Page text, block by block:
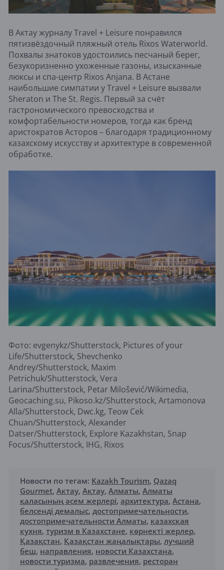
В Актау журналу Travel + Leisure понравился
пятизвёздочный пляжный отель Rixos Waterworld.
Похвалы знатоков удостоились песчаный берег,
безукоризненно ухоженные газоны, изысканные
люксы и спа-центр Rixos Anjana. В Астане
наибольшие симпатии у Travel + Leisure вызвали
Sheraton и The St. Regis. Первый за счёт
гастрономического превосходства и
комфортабельности номеров, тогда как бренд
аристократов Асторов – благодаря традиционному
казахскому искусству и архитектуре в современной
обработке.
Фото: evgenykz/Shutterstock, Pictures of your
Life/Shutterstock, Shevchenko
Andrey/Shutterstock, Maxim
Petrichuk/Shutterstock, Vera
Larina/Shutterstock, Petar Milošević/Wikimedia,
Geocaching.su, Pikoso.kz/Shutterstock, Artamonova
Alla/Shutterstock, Dwc.kg, Teow Cek
Chuan/Shutterstock, Alexander
Datser/Shutterstock, Explore Kazakhstan, Snap
Focus/Shutterstock, IHG, Rixos
Новости по тегам: Kazakh Tourism, Qazaq
Gourmet, Актау, Ақтау, Алматы, Алматы
қаласының әсем жерлері, архитектура, Астана,
белсенді демалыс, достопримечательности,
достопримечательности Алматы, казахская
кухня, туризм в Казахстане, көрнекті жерлер,
Қазақстан, Қазақстан жаңалықтары, лучший
беш, направления, новости Казахстана,
новости туризма, развлечения, ресторан